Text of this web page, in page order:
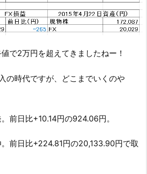
で2万円を超えてきましたねー！
の時代ですが、どこまでいくのや
前日比+10.14円の924.06円。
前日比+224.81円の20,133.90円で取